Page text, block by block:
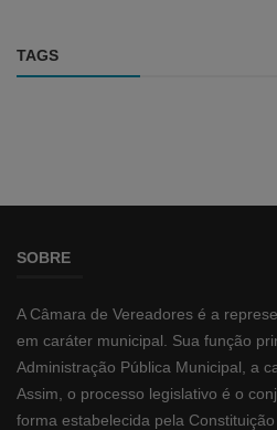
TAGS
SOBRE
A Câmara de Vereadores é a
em caráter municipal. Sua função
Administração Pública Municipal, a
Assim, o processo legislativo é o
forma estabelecida pela